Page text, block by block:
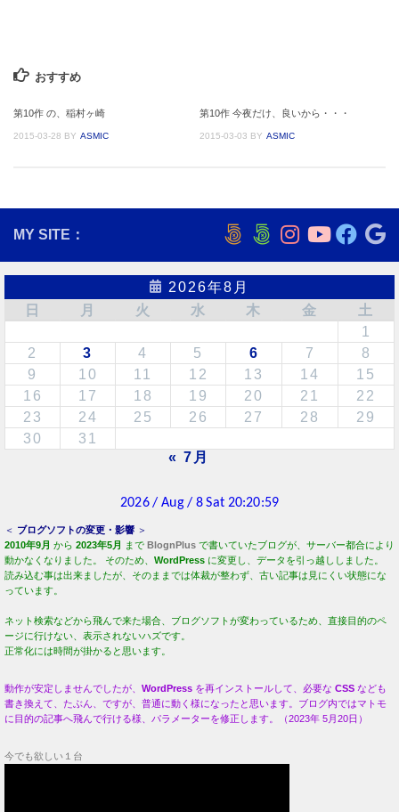
おすすめ
第10作 の、稲村ヶ崎
2015-03-28 BY ASMIC
第10作 今夜だけ、良いから・・・
2015-03-03 BY ASMIC
MY SITE：
2026年8月
日
月 火 水 木 金
土
1
2
3 4 5 6 7
8
9
10 11 12 13 14
15
16
17 18 19 20 21
22
23
24 25 26 27 28
29
30
31
« 7月
＜ ブログソフトの変更・影響 ＞
2010年9月 から 2023年5月 まで BlognPlus で書いていたブログが、サーバー都合により
動かなくなりました。 そのため、 WordPress に変更し、データを引っ越ししました。
読み込む事は出来ましたが、そのままでは体裁が整わず、古い記事は見にくい状態にな
っています。
ネット検索などから飛んで来た場合、ブログソフトが変わっているため、直接目的のペ
ージに行けない、表示されないハズです。
正常化には時間が掛かると思います。
動作が安定しませんでしたが、 WordPress を再インストールして、必要な CSS なども
書き換えて、たぶん、ですが、普通に動く様になったと思います。ブログ内ではマトモ
に目的の記事へ飛んで行ける様、パラメーターを修正します。（2023年 5月20日）
今でも欲しい１台